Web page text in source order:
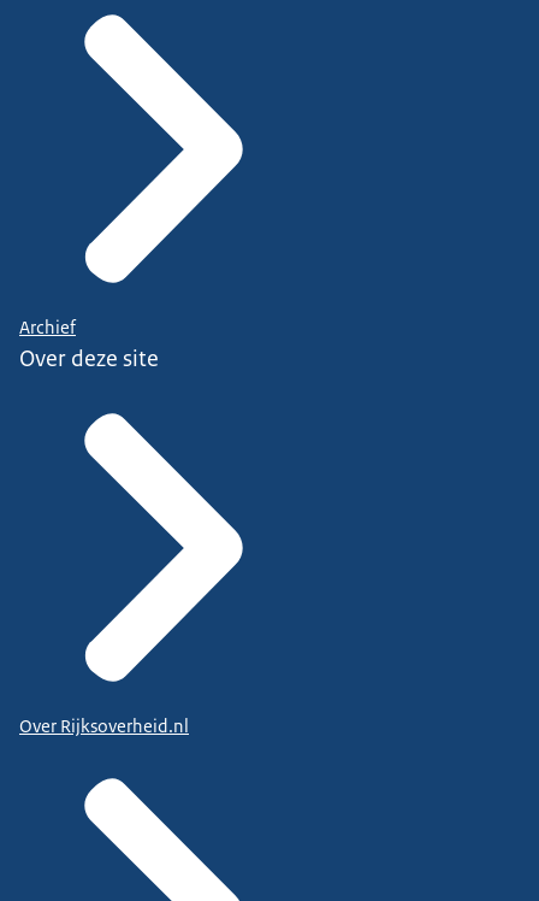
Archief
Over deze site
Over Rijksoverheid.nl